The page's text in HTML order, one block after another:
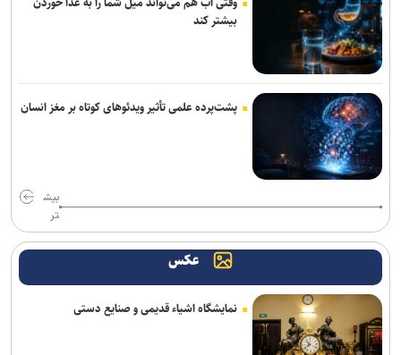
بیشتر کند
پشت‌پرده علمی تأثیر ویدئو‌های کوتاه بر مغز انسان
بیش
تر
عکس
نمایشگاه اشیاء قدیمی و صنایع دستی